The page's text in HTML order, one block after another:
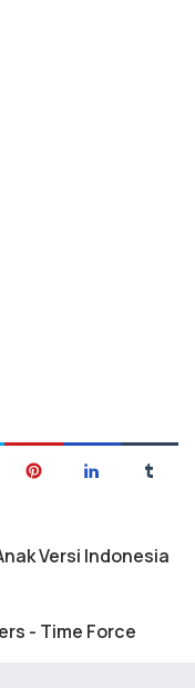
Versi Indonesia
- Time Force